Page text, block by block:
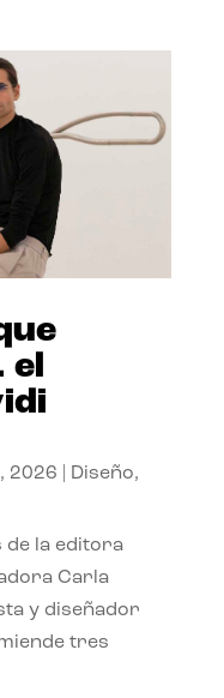
el
2026 Diseño,
de la editora
Carla
y diseñador
tres